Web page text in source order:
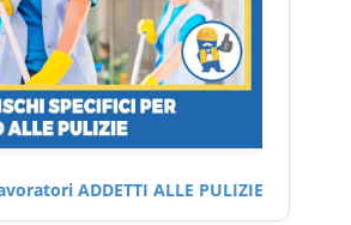
ADDETTI ALLE PULIZIE